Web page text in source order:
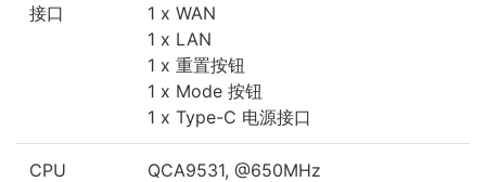
接口
1 x WAN
1 x LAN
1 x 重置按钮
1 x Mode 按钮
1 x Type-C 电源接口
CPU QCA9531, @650MHz